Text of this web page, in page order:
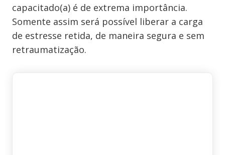
capacitado(a) é de extrema importância.
Somente assim será possível liberar a carga
de estresse retida, de maneira segura e sem
retraumatização.